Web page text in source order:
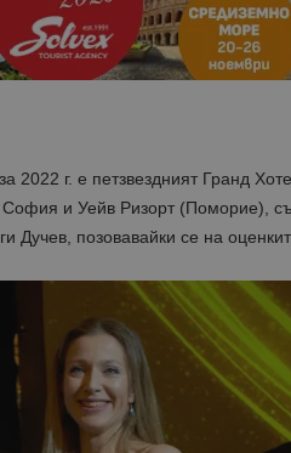
2022 г. е петзвездният Гранд
и Уейв Ризорт (Поморие),
Дучев, позовавайки се на